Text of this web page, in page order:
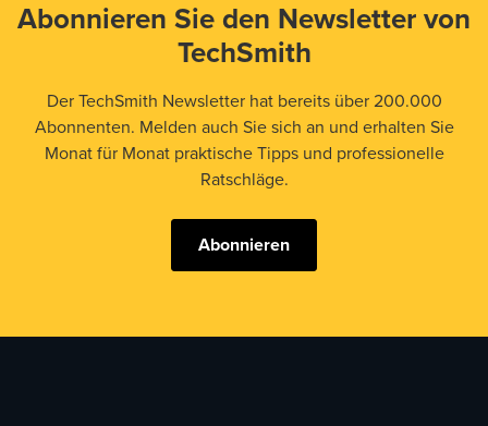
Abonnieren Sie den Newsletter von
TechSmith
Der TechSmith Newsletter hat bereits über 200.000
Abonnenten. Melden auch Sie sich an und erhalten Sie
Monat für Monat praktische Tipps und professionelle
Ratschläge.
Abonnieren